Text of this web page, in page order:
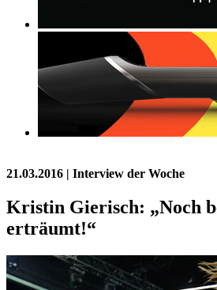
21.03.2016 | Interview der Woche
Kristin Gierisch: „Noch
erträumt!“